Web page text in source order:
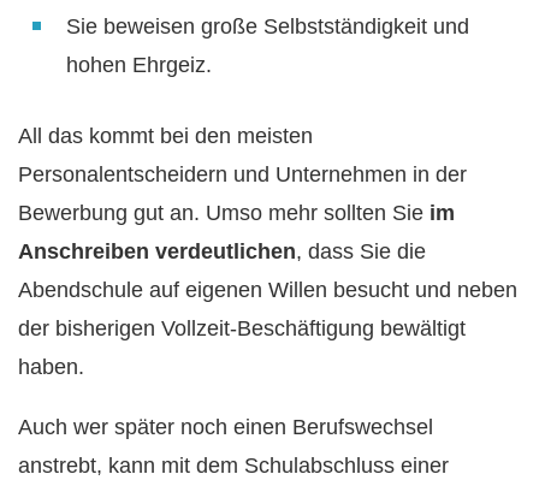
Sie beweisen große Selbstständigkeit und
hohen Ehrgeiz.
All das kommt bei den meisten
Personalentscheidern und Unternehmen in der
Bewerbung gut an. Umso mehr sollten Sie im
Anschreiben verdeutlichen, dass Sie die
Abendschule auf eigenen Willen besucht und neben
der bisherigen Vollzeit-Beschäftigung bewältigt
haben.
Auch wer später noch einen Berufswechsel
anstrebt, kann mit dem Schulabschluss einer